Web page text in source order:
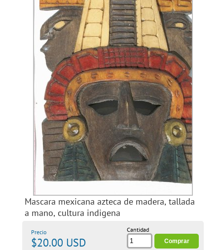
Mascara mexicana azteca de madera, tallada
a mano, cultura indigena
Precio
$20.00 USD
Cantidad